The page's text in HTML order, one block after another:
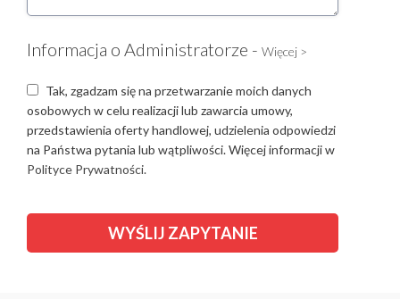
Informacja o Administratorze - Więcej >
Tak, zgadzam się na przetwarzanie moich danych
osobowych w celu realizacji lub zawarcia umowy,
przedstawienia oferty handlowej, udzielenia odpowiedzi
na Państwa pytania lub wątpliwości. Więcej informacji w
Polityce Prywatności.